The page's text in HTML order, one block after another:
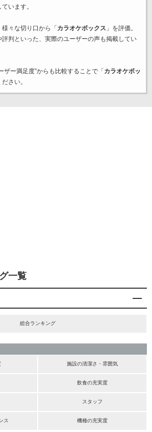
います。
々な切り口から「 カラオケボックス 」を評価。
判といった、実際のユーザーの声も掲載してい
ザー満足度”からも比較することで「 カラオケボッ
さい。
一覧
総合ランキング
施設の清潔さ・雰囲気
飲食の充実度
スタッフ
ス 機種の充実度